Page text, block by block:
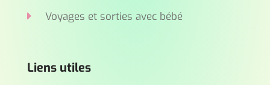
Voyages et sorties avec bébé
Liens utiles